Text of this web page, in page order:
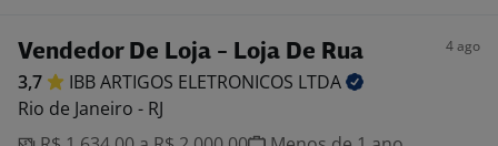
Vendedor De Loja - Loja De Rua 4 ago
3,7 IBB ARTIGOS ELETRONICOS LTDA
Rio de Janeiro - RJ